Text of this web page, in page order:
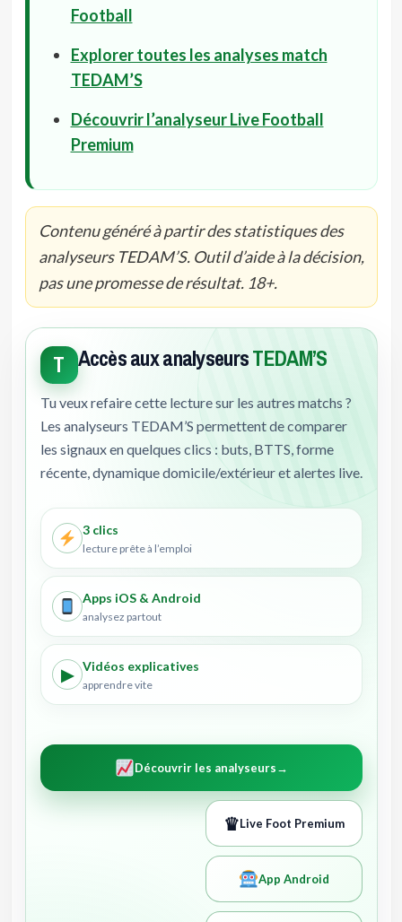
Football
Explorer toutes les analyses match
TEDAM’S
Découvrir l’analyseur Live Football
Premium
Contenu généré à partir des statistiques des
analyseurs TEDAM’S. Outil d’aide à la décision,
pas une promesse de résultat. 18+.
T Accès aux analyseursTEDAM’S
Tu veux refaire cette lecture sur les autres matchs ?
Les analyseurs TEDAM’S permettent de comparer
les signaux en quelques clics : buts, BTTS, forme
récente, dynamique domicile/extérieur et alertes live.
3 clics
lecture prête à l’emploi
Apps iOS & Android
analysez partout
▶ Vidéos explicatives
apprendre vite
Découvrir les analyseurs→
♛Live Foot Premium
App Android